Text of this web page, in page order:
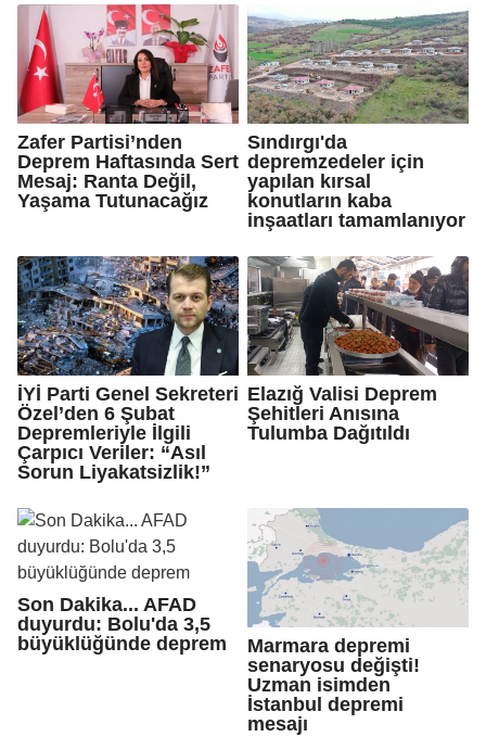
Zafer Partisi’nden
Deprem Haftasında Sert
Mesaj: Ranta Değil,
Yaşama Tutunacağız
Sındırgı'da
depremzedeler için
yapılan kırsal
konutların kaba
inşaatları tamamlanıyor
İYİ Parti Genel Sekreteri
Özel’den 6 Şubat
Depremleriyle İlgili
Çarpıcı Veriler: “Asıl
Sorun Liyakatsizlik!”
Elazığ Valisi Deprem
Şehitleri Anısına
Tulumba Dağıtıldı
Son Dakika... AFAD
duyurdu: Bolu'da 3,5
büyüklüğünde deprem
Marmara depremi
senaryosu değişti!
Uzman isimden
İstanbul depremi
mesajı